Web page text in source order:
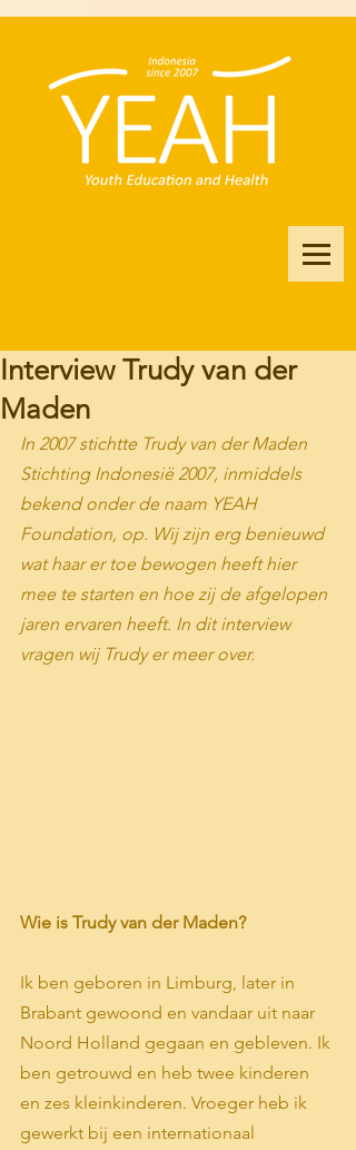
Interview Trudy van der
Maden
In 2007 stichtte Trudy van der Maden
Stichting Indonesië 2007, inmiddels
bekend onder de naam YEAH
Foundation, op. Wij zijn erg benieuwd
wat haar er toe bewogen heeft hier
mee te starten en hoe zij de afgelopen
jaren ervaren heeft. In dit interview
vragen wij Trudy er meer over.
Wie is Trudy van der Maden?
Ik ben geboren in Limburg, later in
Brabant gewoond en vandaar uit naar
Noord Holland gegaan en gebleven. Ik
ben getrouwd en heb twee kinderen
en zes kleinkinderen. Vroeger heb ik
gewerkt bij een internationaal